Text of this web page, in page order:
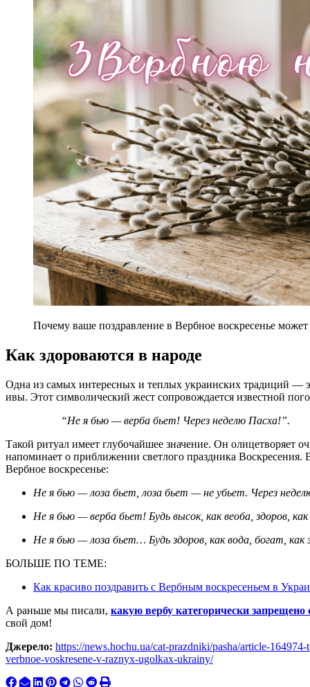
Почему ваше поздравление в Вербное воскресенье
Как здороваются в народе
Одна из самых интересных и теплых украинских традиций —
ивы. Этот символический жест сопровождается известной
“Не я бью — верба бьет! Через неделю Пасха!”.
Такой ритуал имеет глубочайшее значение. Он олицетворяет
напоминает о приближении светлого праздника
Вербное воскресенье:
Не я бью — лоза бьет, лоза бьет — не убьет. Через
Не я бью — верба бьет! Будь высок, как веоба, здоров,
Не я бью — лоза бьет… Будь здоров, как вода, богат,
БОЛЬШЕ ПО ТЕМЕ:
Как красиво поздравить с Вербным воскресеньем в
А раньше мы писали, какую вербу категорически запрещено
свой дом!
Джерело: https://news.hochu.ua/cat-prazdniki/pasha/article-
verbnoe-voskresene-v-raznyx-ugolkax-ukrainy/